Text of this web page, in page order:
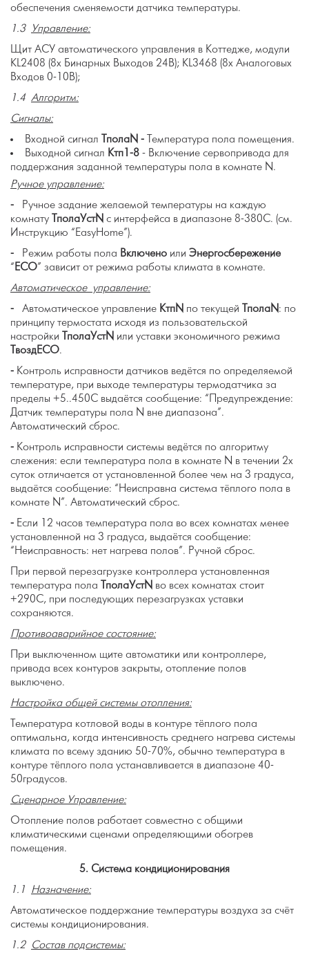
обеспечения сменяемости датчика температуры.
1.3
Управление:
Щит АСУ автоматического управления в Коттедже, модули
KL2408 (8х Бинарных Выходов 24В); KL3468 (8х Аналоговых
Входов 0-10В);
1.4 Алгоритм:
Сигналы:
Входной сигнал
Тпола N -
Температура пола помещения.
Выходной сигнал Ктп1-8 - Включение сервопривода для
поддержания заданной температуры пола в комнате N.
Ручное управление:
-
Ручное задание желаемой температуры на каждую
комнату
ТполаУстN с интерфейса в диапазоне 8-380С. (см.
Инструкцию “EasyHome”).
- Режим работы пола Включено или Энергосбережение
“ ECO” зависит от режима работы климата в комнате.
Автоматическое управление:
- Автоматическое управление КтпN по текущей Тпола N : по
принципу термостата исходя из пользовательской
настройки
ТполаУстN или уставки экономичного режима
Твозд ECO.
- Контроль исправности датчиков ведётся по определяемой
температуре, при выходе температуры термодатчика за
пределы +5..450С выдаётся сообщение: “Предупреждение:
Датчик температуры пола N вне диапазона”.
Автоматический сброс.
- Контроль исправности системы ведётся по алгоритму
слежения: если температура пола в комнате N в течении 2х
суток отличается от установленной более чем на 3 градуса,
выдаётся сообщение: “Неисправна система тёплого пола в
комнате N”. Автоматический сброс.
- Если 12 часов температура пола во всех комнатах менее
установленной на 3 градуса, выдаётся сообщение:
“Неисправность: нет нагрева полов”. Ручной сброс.
При первой перезагрузке контроллера установленная
температура пола
ТполаУстN во всех комнатах стоит
+290С, при последующих перезагрузках уставки
сохраняются.
Противоаварийное состояние:
При выключенном щите автоматики или контроллере,
привода всех контуров закрыты, отопление полов
выключено.
Настройка общей системы отопления:
Температура котловой воды в контуре тёплого пола
оптимальна, когда интенсивность среднего нагрева системы
климата по всему зданию 50-70%, обычно температура в
контуре тёплого пола устанавливается в диапазоне 40-
50градусов.
Сценарное Управление:
Отопление полов работает совместно с общими
климатическими сценами определяющими обогрев
помещения.
5. Система кондиционирования
1.1 Назначение:
Автоматическое поддержание температуры воздуха за счёт
системы кондиционирования.
1.2 Состав подсистемы: